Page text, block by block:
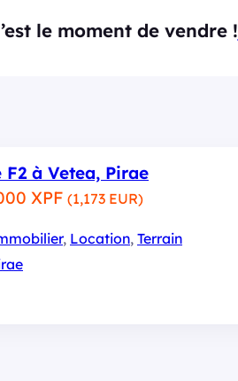
le moment de vendre !
F2 à Vetea, Pirae
XPF (1,173 EUR)
, Location, Terrain